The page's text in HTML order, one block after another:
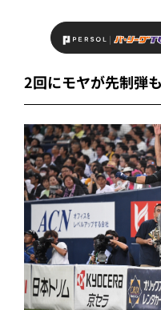
2回にモヤが先制弾